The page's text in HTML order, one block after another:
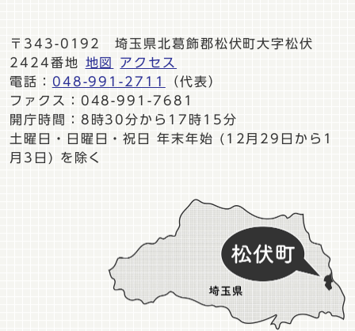
〒343-0192 埼玉県北葛飾郡松伏町大字松伏
2424番地
地図
アクセス
電話： 048-991-2711
（代表）
ファクス：048-991-7681
開庁時間：8時30分から17時15分
土曜日・日曜日・祝日 年末年始 (12月29日から1
月3日) を除く